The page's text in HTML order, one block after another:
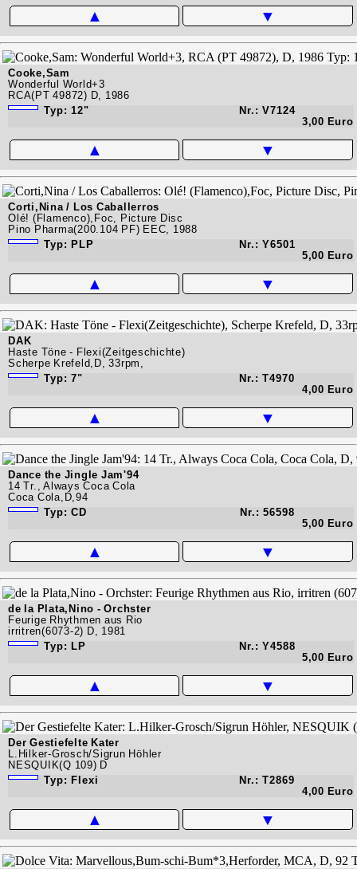
▲ ▼
Cooke,Sam
Wonderful World+3
RCA(PT 49872) D, 1986
Typ: 12"
Nr.: V7124
3,00 Euro
▲ ▼
Corti,Nina / Los Caballerros
Olé! (Flamenco),Foc, Picture Disc
Pino Pharma(200.104 PF) EEC, 1988
Typ: PLP
Nr.: Y6501
5,00 Euro
▲ ▼
DAK
Haste Töne - Flexi(Zeitgeschichte)
Scherpe Krefeld,D, 33rpm,
Typ: 7"
Nr.: T4970
4,00 Euro
▲ ▼
Dance the Jingle Jam'94
14 Tr., Always Coca Cola
Coca Cola,D,94
Typ: CD
Nr.: 56598
5,00 Euro
▲ ▼
de la Plata,Nino - Orchster
Feurige Rhythmen aus Rio
irritren(6073-2) D, 1981
Typ: LP
Nr.: Y4588
5,00 Euro
▲ ▼
Der Gestiefelte Kater
L.Hilker-Grosch/Sigrun Höhler
NESQUIK(Q 109) D
Typ: Flexi
Nr.: T2869
4,00 Euro
▲ ▼